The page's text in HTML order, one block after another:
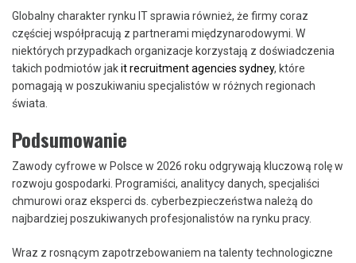
Globalny charakter rynku IT sprawia również, że firmy coraz
częściej współpracują z partnerami międzynarodowymi. W
niektórych przypadkach organizacje korzystają z doświadczenia
takich podmiotów jakit recruitment agencies sydney, które
pomagają w poszukiwaniu specjalistów w różnych regionach
świata.
Podsumowanie
Zawody cyfrowe w Polsce w 2026 roku odgrywają kluczową rolę w
rozwoju gospodarki. Programiści, analitycy danych, specjaliści
chmurowi oraz eksperci ds. cyberbezpieczeństwa należą do
najbardziej poszukiwanych profesjonalistów na rynku pracy.
Wraz z rosnącym zapotrzebowaniem na talenty technologiczne